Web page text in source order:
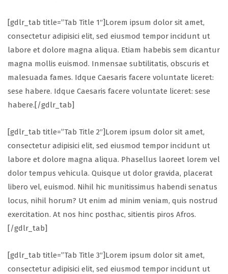
[gdlr_tab title=”Tab Title 1″]Lorem ipsum dolor sit amet,
consectetur adipisici elit, sed eiusmod tempor incidunt ut
labore et dolore magna aliqua. Etiam habebis sem dicantur
magna mollis euismod. Inmensae subtilitatis, obscuris et
malesuada fames. Idque Caesaris facere voluntate liceret:
sese habere. Idque Caesaris facere voluntate liceret: sese
habere.[/gdlr_tab]
[gdlr_tab title=”Tab Title 2″]Lorem ipsum dolor sit amet,
consectetur adipisici elit, sed eiusmod tempor incidunt ut
labore et dolore magna aliqua. Phasellus laoreet lorem vel
dolor tempus vehicula. Quisque ut dolor gravida, placerat
libero vel, euismod. Nihil hic munitissimus habendi senatus
locus, nihil horum? Ut enim ad minim veniam, quis nostrud
exercitation. At nos hinc posthac, sitientis piros Afros.
[/gdlr_tab]
[gdlr_tab title=”Tab Title 3″]Lorem ipsum dolor sit amet,
consectetur adipisici elit, sed eiusmod tempor incidunt ut